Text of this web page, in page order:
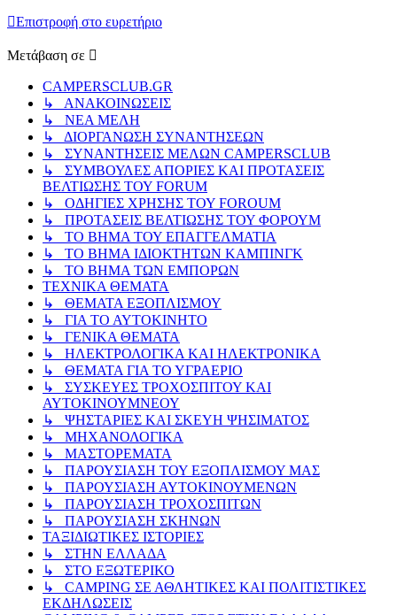
Επιστροφή στο ευρετήριο
Μετάβαση σε
CAMPERSCLUB.GR
↳ ΑΝΑΚΟΙΝΩΣΕΙΣ
↳ ΝΕΑ ΜΕΛΗ
↳ ΔΙΟΡΓΑΝΩΣΗ ΣΥΝΑΝΤΗΣΕΩΝ
↳ ΣΥΝΑΝΤΗΣΕΙΣ ΜΕΛΩΝ CAMPERSCLUB
↳ ΣΥΜΒΟΥΛΕΣ ΑΠΟΡΙΕΣ ΚΑΙ ΠΡΟΤΑΣΕΙΣ
ΒΕΛΤΙΩΣΗΣ ΤΟΥ FORUM
↳ ΟΔΗΓΙΕΣ ΧΡΗΣΗΣ ΤΟΥ FOROUM
↳ ΠΡΟΤΑΣΕΙΣ ΒΕΛΤΙΩΣΗΣ ΤΟΥ ΦΟΡΟΥΜ
↳ ΤΟ ΒΗΜΑ ΤΟΥ ΕΠΑΓΓΕΛΜΑΤΙΑ
↳ ΤΟ ΒΗΜΑ ΙΔΙΟΚΤΗΤΩΝ ΚΑΜΠΙΝΓΚ
↳ ΤΟ ΒΗΜΑ ΤΩΝ ΕΜΠΟΡΩΝ
ΤΕΧΝΙΚΑ ΘΕΜΑΤΑ
↳ ΘΕΜΑΤΑ ΕΞΟΠΛΙΣΜΟΥ
↳ ΓΙΑ ΤΟ ΑΥΤΟΚΙΝΗΤΟ
↳ ΓΕΝΙΚΑ ΘΕΜΑΤΑ
↳ ΗΛΕΚΤΡΟΛΟΓΙΚΑ ΚΑΙ ΗΛΕΚΤΡΟΝΙΚΑ
↳ ΘΕΜΑΤΑ ΓΙΑ ΤΟ ΥΓΡΑΕΡΙΟ
↳ ΣΥΣΚΕΥΕΣ ΤΡΟΧΟΣΠΙΤΟΥ ΚΑΙ
ΑΥΤΟΚΙΝΟΥΜΝΕΟΥ
↳ ΨΗΣΤΑΡΙΕΣ ΚΑΙ ΣΚΕΥΗ ΨΗΣΙΜΑΤΟΣ
↳ ΜΗΧΑΝΟΛΟΓΙΚΑ
↳ ΜΑΣΤΟΡΕΜΑΤΑ
↳ ΠΑΡΟΥΣΙΑΣΗ ΤΟΥ ΕΞΟΠΛΙΣΜΟΥ ΜΑΣ
↳ ΠΑΡΟΥΣΙΑΣΗ ΑΥΤΟΚΙΝΟΥΜΕΝΩΝ
↳ ΠΑΡΟΥΣΙΑΣΗ ΤΡΟΧΟΣΠΙΤΩΝ
↳ ΠΑΡΟΥΣΙΑΣΗ ΣΚΗΝΩΝ
ΤΑΞΙΔΙΩΤΙΚΕΣ ΙΣΤΟΡΙΕΣ
↳ ΣΤΗΝ ΕΛΛΑΔΑ
↳ ΣΤΟ ΕΞΩΤΕΡΙΚΟ
↳ CAMPING ΣΕ ΑΘΛΗΤΙΚΕΣ ΚΑΙ ΠΟΛΙΤΙΣΤΙΚΕΣ
ΕΚΔΗΛΩΣΕΙΣ